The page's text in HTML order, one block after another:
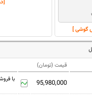
گوشی ]
قیمت (تومان)
95,980,000
با